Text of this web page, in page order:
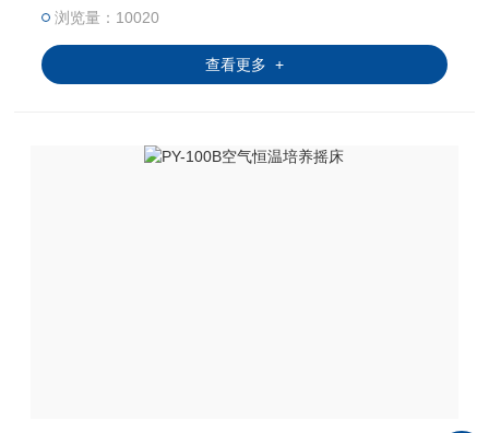
下充分混合和通气。
浏览量：10020
查看更多 +